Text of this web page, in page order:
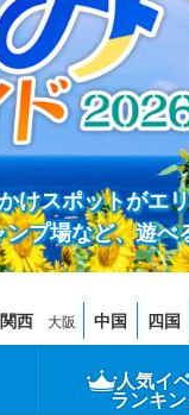
けスポットがエ
プ場など、遊べ
関西 大阪 中国 四国
人気イ
ランキ